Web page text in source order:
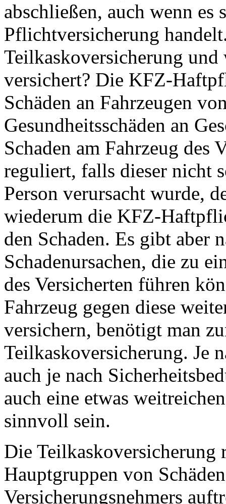
abschließen, auch wenn
Pflichtversicherung
Teilkaskoversicherung
versichert? Die KFZ-
Schäden an Fahrzeugen
Gesundheitsschäden an
Schaden am Fahrzeug des
reguliert, falls dieser nicht
Person verursacht wurde,
wiederum die KFZ-
den Schaden. Es gibt aber
Schadenursachen, die zu
des Versicherten führen
Fahrzeug gegen diese
versichern, benötigt man
Teilkaskoversicherung. Je
auch je nach
auch eine etwas
sinnvoll sein.
Die Teilkaskoversicherung
Hauptgruppen von
Versicherungsnehmers